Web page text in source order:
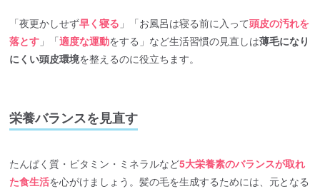
「夜更かしせず早く寝る 」「お風呂は寝る前に入って頭皮の汚れを
落とす 」「適度な運動をする」など生活習慣の見直しは薄毛になり
にくい頭皮環境を整えるのに役立ちます。
栄養バランスを見直す
たんぱく質・ビタミン・ミネラルなど5大栄養素のバランスが取れ
た食生活を心がけましょう。髪の毛を生成するためには、元となる